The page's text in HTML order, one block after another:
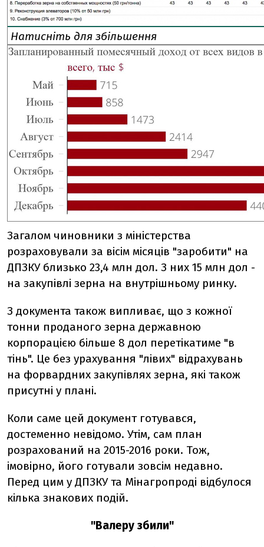
Натисніть для збільшення
Загалом чиновники з міністерства
розраховували за вісім місяців "заробити" на
ДПЗКУ близько 23,4 млн дол. З них 15 млн дол -
на закупівлі зерна на внутрішньому ринку.
З документа також випливає, що з кожної
тонни проданого зерна державною
корпорацією більше 8 дол перетікатиме "в
тінь". Це без урахування "лівих" відрахувань
на форвардних закупівлях зерна, які також
присутні у плані.
Коли саме цей документ готувався,
достеменно невідомо. Утім, сам план
розрахований на 2015-2016 роки. Тож,
імовірно, його готували зовсім недавно.
Перед цим у ДПЗКУ та Мінагропроді відбулося
кілька знакових подій.
"Валеру збили"